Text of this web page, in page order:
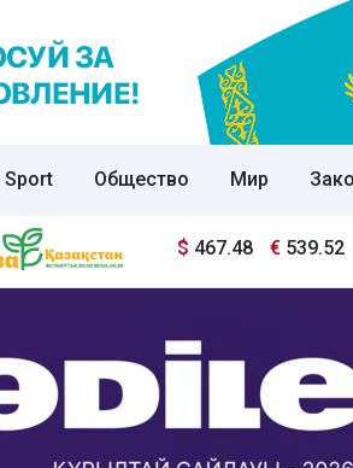
Sport Общество Мир
$ 467.48 € 539.52